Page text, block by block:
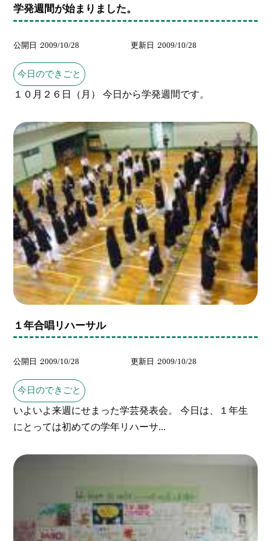
学発週間が始まりました。
公開日 2009/10/28 更新日 2009/10/28
今日のできごと
１０月２６日（月） 今日から学発週間です。
１年合唱リハーサル
公開日 2009/10/28 更新日 2009/10/28
今日のできごと
いよいよ来週にせまった学芸発表会。 今日は、１年生
にとっては初めての学年リハーサ...